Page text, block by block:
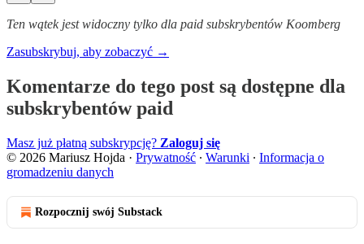
Ten wątek jest widoczny tylko dla paid subskrybentów Koomberg
Zasubskrybuj, aby zobaczyć →
Komentarze do tego post są dostępne dla
subskrybentów paid
Masz już płatną subskrypcję? Zaloguj się
© 2026 Mariusz Hojda · Prywatność ∙ Warunki ∙ Informacja o
gromadzeniu danych
Rozpocznij swój Substack